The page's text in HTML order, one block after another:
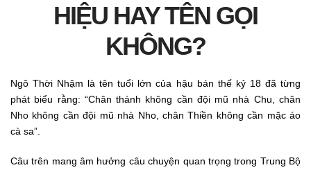
HIỆU HAY TÊN GỌI
KHÔNG?
Ngô Thời Nhậm là tên tuổi lớn của hậu bán thế kỷ 18 đã từng
phát biểu rằng: “Chân thánh không cần đội mũ nhà Chu, chân
Nho không cần đội mũ nhà Nho, chân Thiền không cần mặc áo
cà sa”.
Câu trên mang âm hưởng câu chuyện quan trọng trong Trung Bộ